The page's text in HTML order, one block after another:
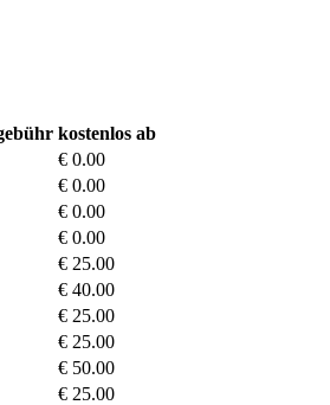
kostenlos ab
€ 0.00
€ 0.00
€ 0.00
€ 0.00
€ 25.00
€ 40.00
€ 25.00
€ 25.00
€ 50.00
€ 25.00